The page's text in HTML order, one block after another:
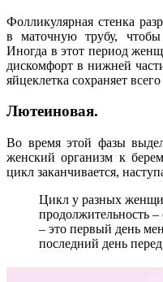
Фолликулярная стенка
в маточную трубу, чтобы
Иногда в этот период
дискомфорт в нижней
яйцеклетка сохраняет
Лютеиновая.
Во время этой фазы
женский организм к
цикл заканчивается,
Цикл у разных
продолжительность –
– это первый день
последний день